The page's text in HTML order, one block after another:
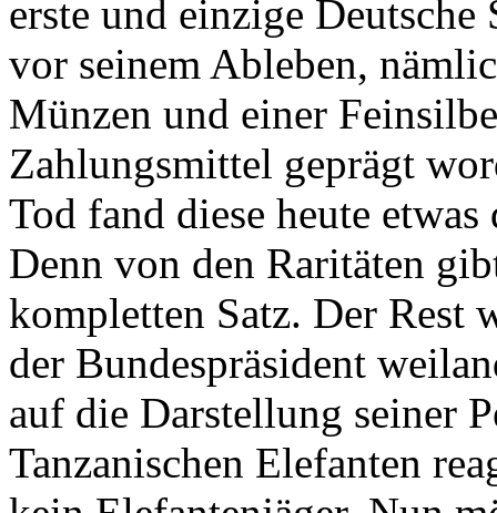
erste und einzige Deutsche
vor seinem Ableben,
Münzen und einer
Zahlungsmittel geprägt
Tod fand diese heute
Denn von den Raritäten
kompletten Satz. Der Rest
der Bundespräsident
auf die Darstellung seiner
Tanzanischen Elefanten